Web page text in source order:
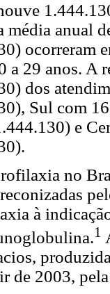
média anual
ocorreram
a 29 anos. A
dos
Sul com
e
no
à
1
de 2003,